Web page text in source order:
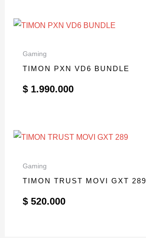
Gaming
TIMON PXN VD6 BUNDLE
$ 1.990.000
Gaming
TIMON TRUST MOVI GXT 289
$ 520.000